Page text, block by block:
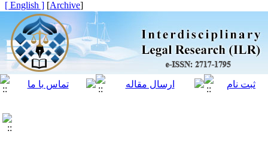
[
Archive
]
[ English ]